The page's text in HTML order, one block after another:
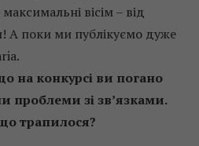
максимальні вісім – від
А поки ми публікуємо дуже
на конкурсі ви погано
проблеми зі зв’язками.
трапилося?